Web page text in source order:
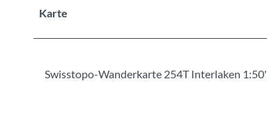
Karte
Swisstopo-Wanderkarte 254T Interlaken